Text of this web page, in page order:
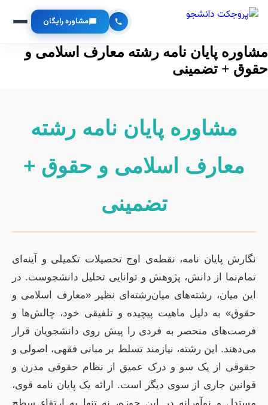
مشاوره رایگان
مشاوره پایان نامه رشته معارف اسلامی و
حقوق + تضمینی
مشاوره پایان نامه رشته
معارف اسلامی و حقوق +
تضمینی
نگارش پایان نامه، نقطه‌ی اوج تحصیلات تکمیلی و آینه‌ای
تمام‌نما از دانش، پژوهش و توانایی تحلیل دانشجوست. در
این میان، رشته‌های میان‌رشته‌ای نظیر «معارف اسلامی و
حقوق» به دلیل ماهیت پیچیده و تلفیقی خود، چالش‌ها و
فرصت‌های منحصر به فردی را پیش روی دانشجویان قرار
می‌دهند. این رشته، نیازمند تسلط بر مبانی فقهی، اصولی و
حقوقی از یک سو و درک عمیق از نظام حقوقی مدرن و
قوانین جاری از سوی دیگر است. ارائه یک پایان نامه قوی،